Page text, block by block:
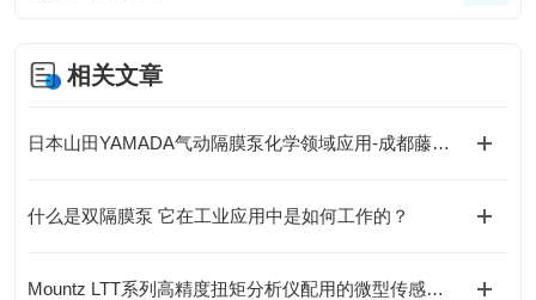
相关文章
日本山田YAMADA气动隔膜泵化学领域应用-成都藤田科技提供
什么是双隔膜泵 它在工业应用中是如何工作的？
Mountz LTT系列高精度扭矩分析仪配用的微型传感器BMX20z—多功能校准与验证